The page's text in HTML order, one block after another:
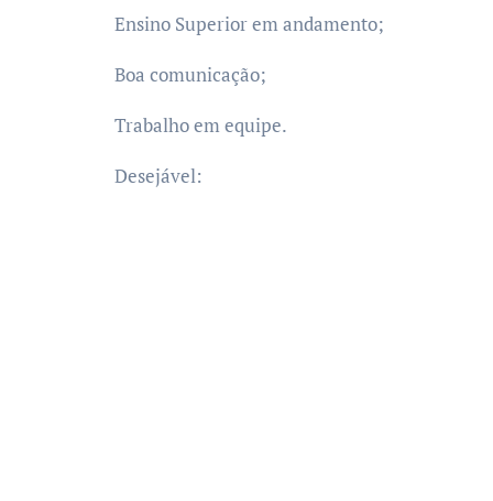
Ensino Superior em andamento;
Boa comunicação;
Trabalho em equipe.
Desejável: